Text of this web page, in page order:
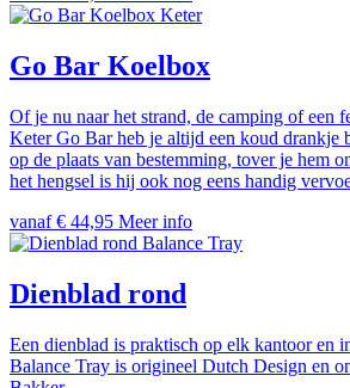
Keter
Go Bar Koelbox
Of je nu naar het strand, de camping of een
Keter Go Bar heb je altijd een koud drankje
op de plaats van bestemming, tover je hem
het hengsel is hij ook nog eens handig
vanaf € 44,95 Meer info
Balance Tray
Dienblad rond
Een dienblad is praktisch op elk kantoor en
Balance Tray is origineel Dutch Design en